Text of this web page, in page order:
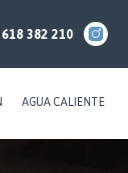
618 382 210
AGUA CALIENTE